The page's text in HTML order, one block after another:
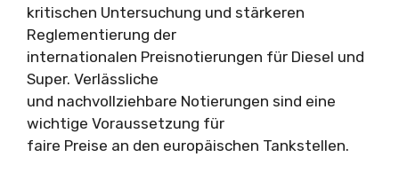
kritischen Untersuchung und stärkeren
Reglementierung der
internationalen Preisnotierungen für Diesel und
Super. Verlässliche
und nachvollziehbare Notierungen sind eine
wichtige Voraussetzung für
faire Preise an den europäischen Tankstellen.